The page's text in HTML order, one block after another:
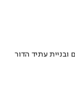
ובניית עתיד הדור